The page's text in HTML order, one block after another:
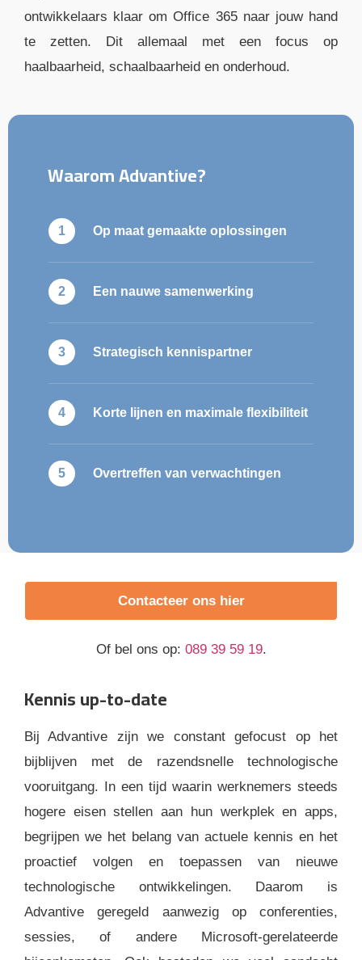
Waarom Advantive?
Op maat gemaakte oplossingen
Een nauwe samenwerking
Strategisch kennispartner
Korte lijnen en maximale flexibiliteit
Overtreffen van verwachtingen
ontwikkelaars klaar om Office 365 naar jouw hand
te zetten. Dit allemaal met een focus op
haalbaarheid, schaalbaarheid en onderhoud.
Contacteer ons hier
Of bel ons op: 089 39 59 19.
Kennis up-to-date
Bij Advantive zijn we constant gefocust op het
bijblijven met de razendsnelle technologische
vooruitgang. In een tijd waarin werknemers steeds
hogere eisen stellen aan hun werkplek en apps,
begrijpen we het belang van actuele kennis en het
proactief volgen en toepassen van nieuwe
technologische ontwikkelingen. Daarom is
Advantive geregeld aanwezig op conferenties,
sessies, of andere Microsoft-gerelateerde